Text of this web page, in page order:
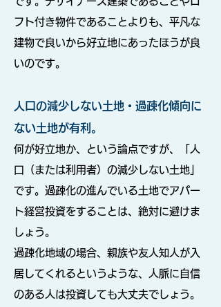
フト付き物件であることよりも、平凡な
建物で良いから好立地にあったほうが良
いのです。
人口の減少しない土地・過疎化傾向に
ない土地が有利。
何が好立地か、という論点ですが、「人
口（または利用者）の減少しない土地」
です。過疎化の進んでいる土地でアパー
ト経営投資をすることは、絶対に避けま
しょう。
過疎化地域の場合、親族や友人知人が入
居してくれるというような、人脈に自信
のある人は投資しても大丈夫でしょう。